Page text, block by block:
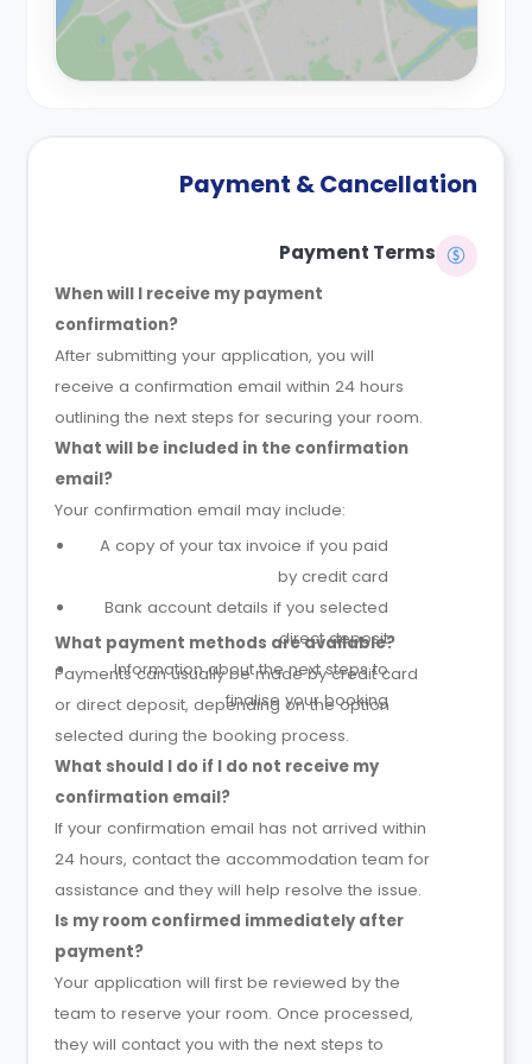
Payment & Cancellation
Payment Terms
When will I receive my payment
confirmation?
After submitting your application, you will
receive a confirmation email within 24 hours
outlining the next steps for securing your room.
What will be included in the confirmation
email?
Your confirmation email may include:
A copy of your tax invoice if you paid
by credit card
Bank account details if you selected
direct deposit
Information about the next steps to
finalise your booking
What payment methods are available?
Payments can usually be made by credit card
or direct deposit, depending on the option
selected during the booking process.
What should I do if I do not receive my
confirmation email?
If your confirmation email has not arrived within
24 hours, contact the accommodation team for
assistance and they will help resolve the issue.
Is my room confirmed immediately after
payment?
Your application will first be reviewed by the
team to reserve your room. Once processed,
they will contact you with the next steps to